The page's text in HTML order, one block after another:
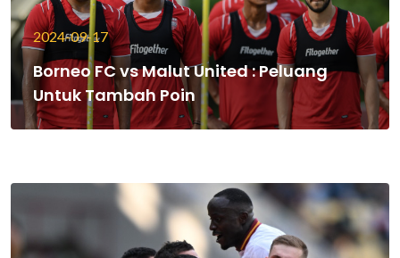
2024-09-17
Borneo FC vs Malut United : Peluang
Untuk Tambah Poin